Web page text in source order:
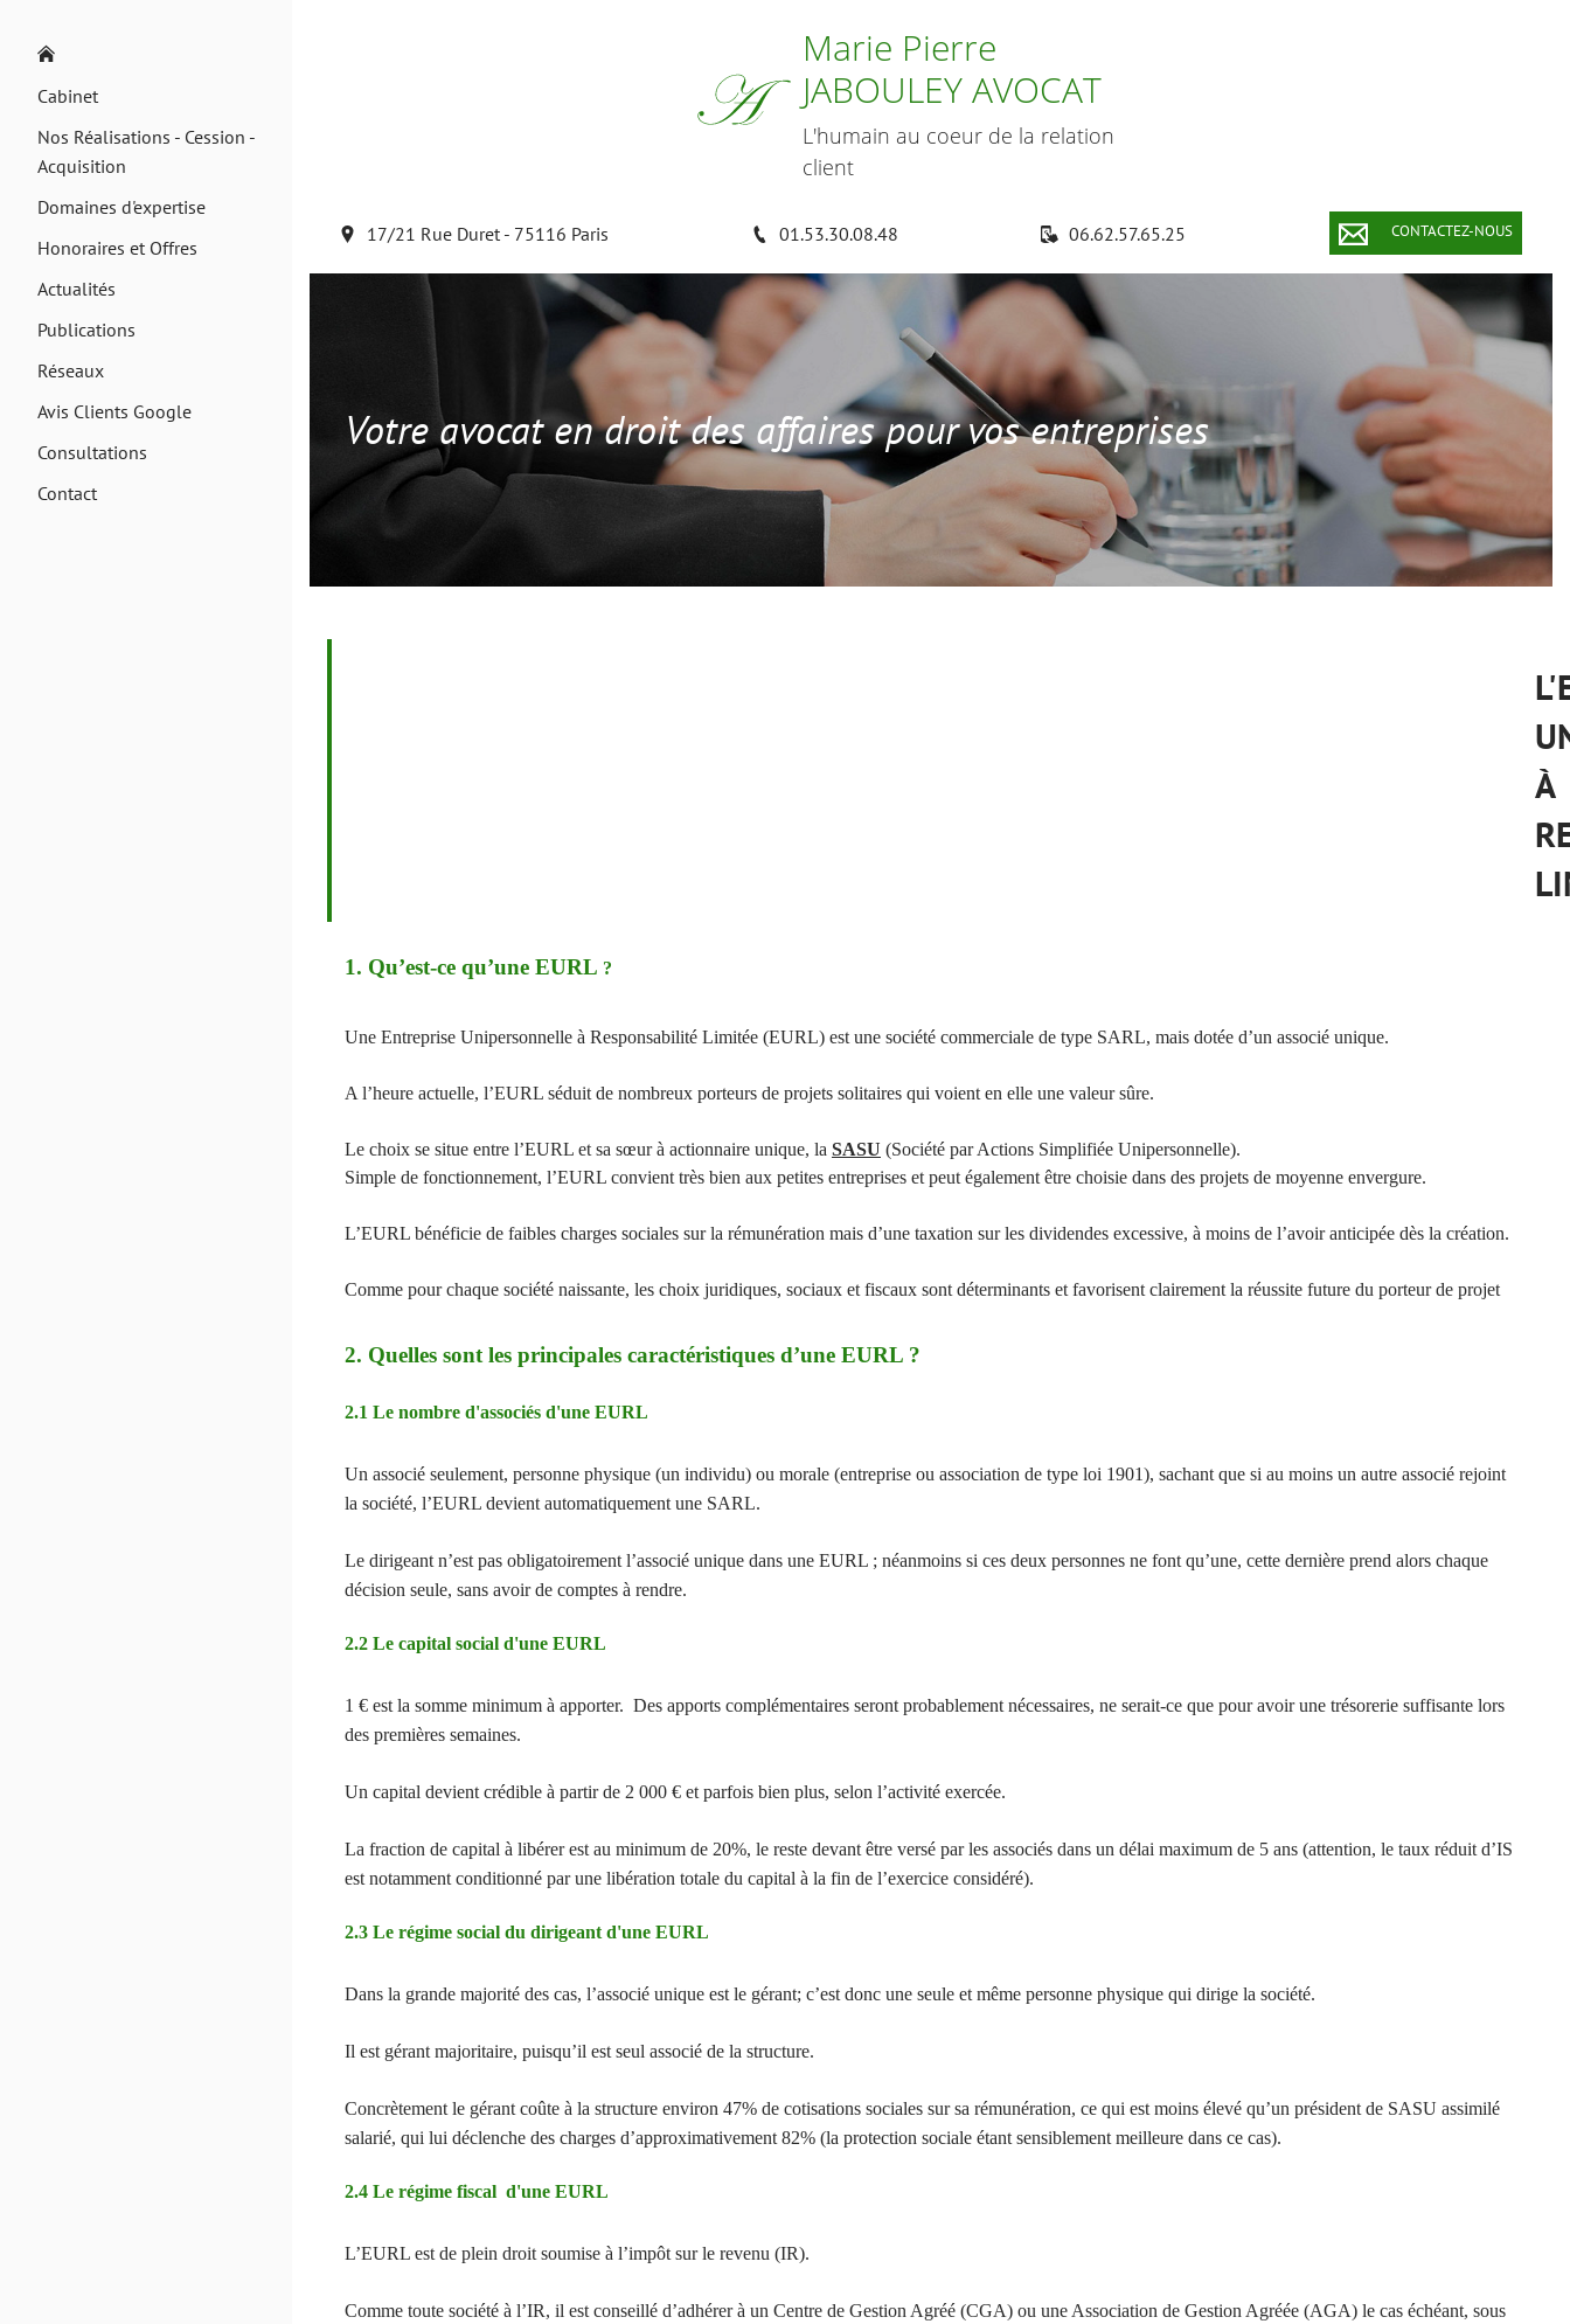
Cabinet
Nos Réalisations - Cession -
Acquisition
Domaines d'expertise
Honoraires et Offres
Actualités
Publications
Réseaux
Avis Clients Google
Consultations
Contact
Marie Pierre
JABOULEY AVOCAT
L'humain au coeur de la relation
client
17/21 Rue Duret - 75116 Paris 01.53.30.08.48 06.62.57.65.25 CONTACTEZ-NOUS
Votre avocat en droit des affaires pour vos entreprises
À
1. Qu’est-ce qu’une EURL ?
Une Entreprise Unipersonnelle à Responsabilité Limitée (EURL) est une société commerciale de type SARL, mais dotée d’un associé unique.
A l’heure actuelle, l’EURL séduit de nombreux porteurs de projets solitaires qui voient en elle une valeur sûre.
Le choix se situe entre l’EURL et sa sœur à actionnaire unique, la SASU (Société par Actions Simplifiée Unipersonnelle).
Simple de fonctionnement, l’EURL convient très bien aux petites entreprises et peut également être choisie dans des projets de moyenne envergure.
L’EURL bénéficie de faibles charges sociales sur la rémunération mais d’une taxation sur les dividendes excessive, à moins de l’avoir anticipée dès la création.
Comme pour chaque société naissante, les choix juridiques, sociaux et fiscaux sont déterminants et favorisent clairement la réussite future du porteur de projet
2. Quelles sont les principales caractéristiques d’une EURL ?
2.1 Le nombre d'associés d'une EURL
Un associé seulement, personne physique (un individu) ou morale (entreprise ou association de type loi 1901), sachant que si au moins un autre associé rejoint
la société, l’EURL devient automatiquement une SARL.
Le dirigeant n’est pas obligatoirement l’associé unique dans une EURL ; néanmoins si ces deux personnes ne font qu’une, cette dernière prend alors chaque
décision seule, sans avoir de comptes à rendre.
2.2 Le capital social d'une EURL
1 € est la somme minimum à apporter. Des apports complémentaires seront probablement nécessaires, ne serait-ce que pour avoir une trésorerie suffisante lors
des premières semaines.
Un capital devient crédible à partir de 2 000 € et parfois bien plus, selon l’activité exercée.
La fraction de capital à libérer est au minimum de 20%, le reste devant être versé par les associés dans un délai maximum de 5 ans (attention, le taux réduit d’IS
est notamment conditionné par une libération totale du capital à la fin de l’exercice considéré).
2.3 Le régime social du dirigeant d'une EURL
Dans la grande majorité des cas, l’associé unique est le gérant; c’est donc une seule et même personne physique qui dirige la société.
Il est gérant majoritaire, puisqu’il est seul associé de la structure.
Concrètement le gérant coûte à la structure environ 47% de cotisations sociales sur sa rémunération, ce qui est moins élevé qu’un président de SASU assimilé
salarié, qui lui déclenche des charges d’approximativement 82% (la protection sociale étant sensiblement meilleure dans ce cas).
2.4 Le régime fiscal d'une EURL
L’EURL est de plein droit soumise à l’impôt sur le revenu (IR).
Comme toute société à l’IR, il est conseillé d’adhérer à un Centre de Gestion Agréé (CGA) ou une Association de Gestion Agréée (AGA) le cas échéant, sous